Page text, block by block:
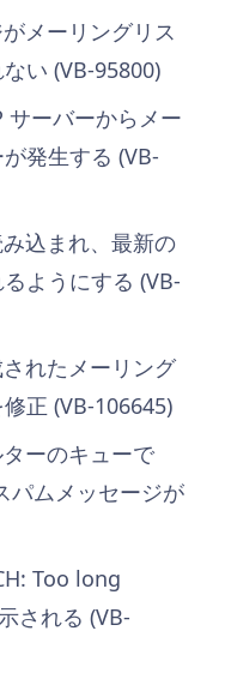
メーリングリス
い (VB-95800)
ーバーからメー
発生する (VB-
込まれ、最新の
ようにする (VB-
れたメーリング
正 (VB-106645)
ーのキューで
パムメッセージが
Too long
される (VB-